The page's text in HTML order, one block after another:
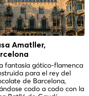
Amatller,
fantasía gótico-flamenca
para el rey del
de Barcelona,
codo a codo con la